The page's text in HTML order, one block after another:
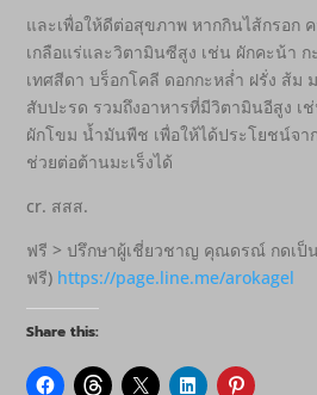
และเพื่อให้ดีต่อสุขภาพ หากกินไส้กรอก
เกลือแร่และวิตามินซีสูง เช่น ผักคะน้า
เทศสีดา บร็อกโคลี ดอกกะหล่ำ ฝรั่ง ส้ม
สับปะรด รวมถึงอาหารที่มีวิตามินอีสูง
ผักโขม น้ำมันพืช เพื่อให้ได้ประโยชน์จ
ช่วยต่อต้านมะเร็งได้
cr. สสส.
ฟรี > ปรึกษาผู้เชี่ยวชาญ คุณดรณ์ กดเป็น
ฟรี) https://page.line.me/arokagel
Share this: